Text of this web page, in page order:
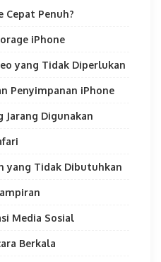
Cepat Penuh?
iPhone
yang Tidak Diperlukan
Penyimpanan iPhone
Jarang Digunakan
yang Tidak Dibutuhkan
Media Sosial
Berkala